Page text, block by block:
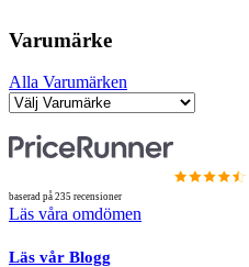
Varumärke
Alla Varumärken
baserad på 235 recensioner
Läs våra omdömen
Läs vår Blogg